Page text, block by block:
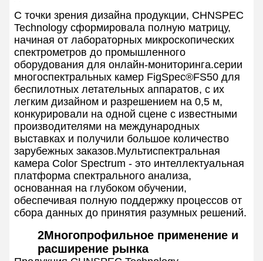
С точки зрения дизайна продукции, CHNSPEC
Technology сформировала полную матрицу,
начиная от лабораторных микроскопических
спектрометров до промышленного
оборудования для онлайн-мониторинга.серии
многоспектральных камер FigSpec®FS50 для
беспилотных летательных аппаратов, с их
легким дизайном и разрешением на 0,5 м,
конкурировали на одной сцене с известными
производителями на международных
выставках и получили большое количество
зарубежных заказов.Мультиспектральная
камера Color Spectrum - это интеллектуальная
платформа спектрального анализа,
основанная на глубоком обучении,
обеспечивая полную поддержку процессов от
сбора данных до принятия разумных решений.
2Многопрофильное применение и
расширение рынка